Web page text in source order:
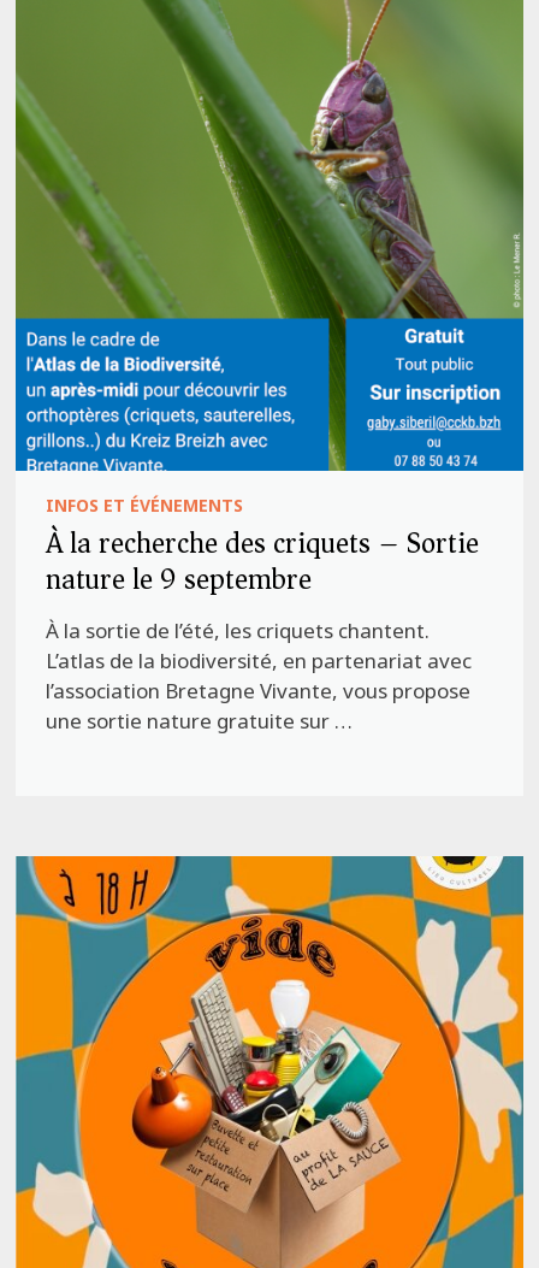
INFOS ET ÉVÉNEMENTS
À la recherche des criquets – Sortie
nature le 9 septembre
À la sortie de l’été, les criquets chantent.
L’atlas de la biodiversité, en partenariat avec
l’association Bretagne Vivante, vous propose
une sortie nature gratuite sur …